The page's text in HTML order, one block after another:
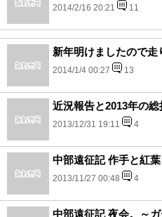
2014/2/16 20:21 11
新年明けましたので
2014/1/4 00:27 13
近況報告と2013年の総
2013/12/31 19:11 4
中部遠征記 作手と紅
2013/11/27 00:48 4
中部遠征記 夜会。～